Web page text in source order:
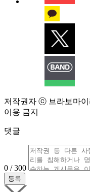
저작권자 ⓒ 브라보마
이용 금지
댓글
0 / 300